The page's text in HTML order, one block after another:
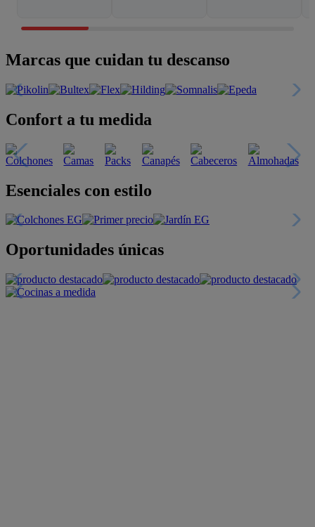
Marcas que cuidan tu descanso
Confort a tu medida
Esenciales con estilo
Oportunidades únicas